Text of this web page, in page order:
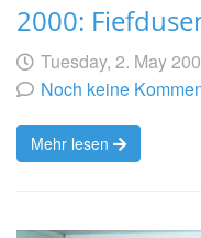
2000:
Geschrieben
von
am Tuesday, 2. May
Noch keine
Mehr lesen